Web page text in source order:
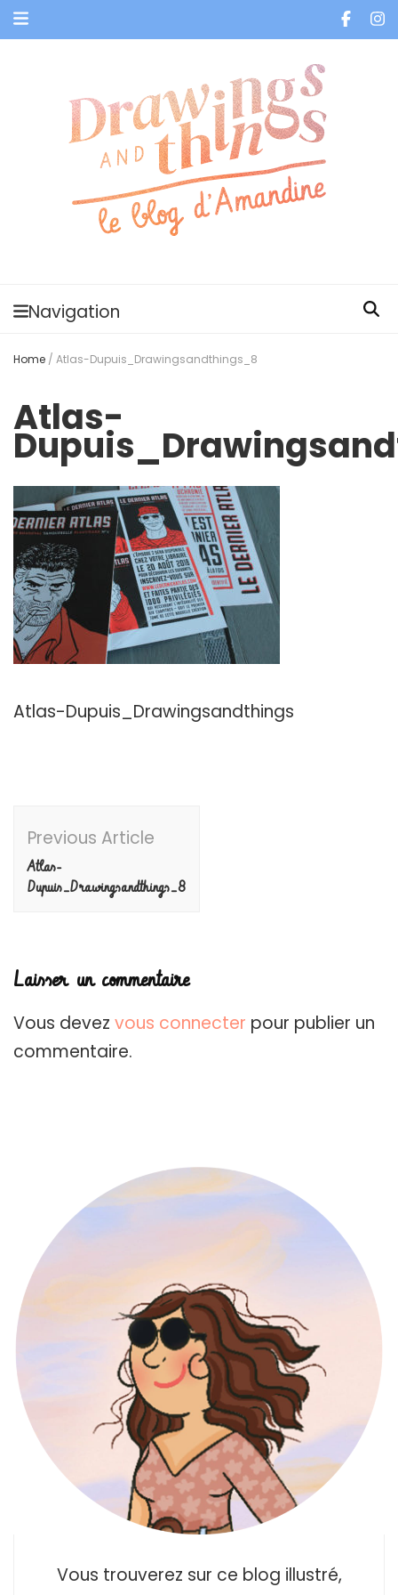
Navigation
Home / Atlas-Dupuis_Drawingsandthings_8
Atlas-
Atlas-Dupuis_Drawingsandthings
Navigation
Previous Article
Atlas-
Dupuis_Drawingsandthings_8
Laisser un commentaire
Vous devez vous connecter pour publier un
commentaire.
Vous trouverez sur ce blog illustré,